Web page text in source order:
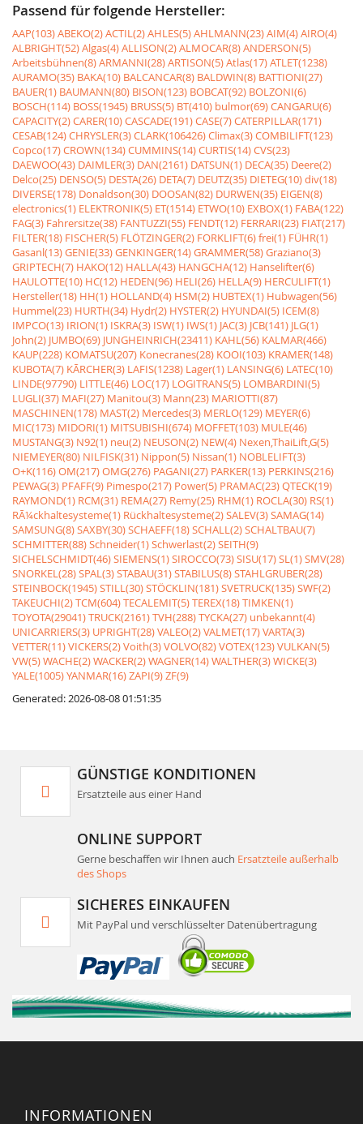
Passend für folgende Hersteller:
AAP(103)ABEKO(2)ACTIL(2)AHLES(5)AHLMANN(23)AIM(4)AIRO(4)
ALBRIGHT(52)Algas(4)ALLISON(2)ALMOCAR(8)ANDERSON(5)
Arbeitsbühnen(8)ARMANNI(28)ARTISON(5)Atlas(17)ATLET(1238)
AURAMO(35) BAKA(10) BALCANCAR(8) BALDWIN(8) BATTIONI(27)
BAUER(1) BAUMANN(80) BISON(123) BOBCAT(92) BOLZONI(6)
BOSCH(114) BOSS(1945) BRUSS(5) BT(410) bulmor(69)CANGARU(6)
CAPACITY(2)CARER(10)CASCADE(191)CASE(7)CATERPILLAR(171)
CESAB(124)CHRYSLER(3)CLARK(106426)Climax(3)COMBILIFT(123)
Copco(17)CROWN(134)CUMMINS(14)CURTIS(14)CVS(23)
DAEWOO(43) DAIMLER(3) DAN(2161) DATSUN(1) DECA(35) Deere(2)
Delco(25) DENSO(5) DESTA(26) DETA(7) DEUTZ(35) DIETEG(10)div(18)
DIVERSE(178) Donaldson(30) DOOSAN(82) DURWEN(35) EIGEN(8)
electronics(1) ELEKTRONIK(5) ET(1514) ETWO(10) EXBOX(1) FABA(122)
FAG(3) Fahrersitze(38) FANTUZZI(55) FENDT(12) FERRARI(23) FIAT(217)
FILTER(18) FISCHER(5) FLÖTZINGER(2) FORKLIFT(6)frei(1) FÜHR(1)
Gasanl(13)GENIE(33)GENKINGER(14)GRAMMER(58)Graziano(3)
GRIPTECH(7) HAKO(12) HALLA(43) HANGCHA(12) Hanselifter(6)
HAULOTTE(10) HC(12) HEDEN(96) HELI(26) HELLA(9) HERCULIFT(1)
Hersteller(18) HH(1) HOLLAND(4) HSM(2) HUBTEX(1) Hubwagen(56)
Hummel(23) HURTH(34) Hydr(2) HYSTER(2) HYUNDAI(5) ICEM(8)
IMPCO(13) IRION(1) ISKRA(3) ISW(1) IWS(1) JAC(3) JCB(141) JLG(1)
John(2) JUMBO(69) JUNGHEINRICH(23411) KAHL(56) KALMAR(466)
KAUP(228) KOMATSU(207) Konecranes(28) KOOI(103) KRAMER(148)
KUBOTA(7) KÃRCHER(3) LAFIS(1238) Lager(1) LANSING(6) LATEC(10)
LINDE(97790) LITTLE(46) LOC(17) LOGITRANS(5) LOMBARDINI(5)
LUGLI(37) MAFI(27) Manitou(3) Mann(23) MARIOTTI(87)
MASCHINEN(178) MAST(2) Mercedes(3) MERLO(129) MEYER(6)
MIC(173) MIDORI(1) MITSUBISHI(674) MOFFET(103) MULE(46)
MUSTANG(3) N92(1) neu(2) NEUSON(2) NEW(4) Nexen,ThaiLift,G(5)
NIEMEYER(80) NILFISK(31) Nippon(5) Nissan(1) NOBLELIFT(3)
O+K(116)OM(217)OMG(276) PAGANI(27) PARKER(13) PERKINS(216)
PEWAG(3) PFAFF(9) Pimespo(217) Power(5) PRAMAC(23)QTECK(19)
RAYMOND(1) RCM(31) REMA(27) Remy(25) RHM(1) ROCLA(30) RS(1)
RÃ¼ckhaltesysteme(1) Rückhaltesysteme(2)SALEV(3)SAMAG(14)
SAMSUNG(8)SAXBY(30)SCHAEFF(18)SCHALL(2)SCHALTBAU(7)
SCHMITTER(88)Schneider(1)Schwerlast(2)SEITH(9)
SICHELSCHMIDT(46)SIEMENS(1)SIROCCO(73)SISU(17)SL(1)SMV(28)
SNORKEL(28)SPAL(3)STABAU(31)STABILUS(8)STAHLGRUBER(28)
STEINBOCK(1945)STILL(30)STÖCKLIN(181)SVETRUCK(135)SWF(2)
TAKEUCHI(2)TCM(604)TECALEMIT(5)TEREX(18)TIMKEN(1)
TOYOTA(29041)TRUCK(2161)TVH(288)TYCKA(27) unbekannt(4)
UNICARRIERS(3) UPRIGHT(28)VALEO(2)VALMET(17)VARTA(3)
VETTER(11)VICKERS(2)Voith(3)VOLVO(82)VOTEX(123)VULKAN(5)
VW(5)WACHE(2)WACKER(2)WAGNER(14)WALTHER(3)WICKE(3)
YALE(1005)YANMAR(16)ZAPI(9)ZF(9)
Generated: 2026-08-08 01:51:35
GÜNSTIGE KONDITIONEN
Ersatzteile aus einer Hand
ONLINE SUPPORT
Gerne beschaffen wir Ihnen auch Ersatzteile außerhalb
des Shops
SICHERES EINKAUFEN
Mit PayPal und verschlüsselter Datenübertragung
INFORMATIONEN